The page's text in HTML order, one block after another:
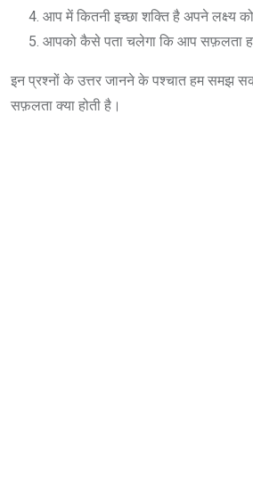
आप में कितनी इच्छा शक्ति है अपने लक्ष्य
आपको कैसे पता चलेगा कि आप सफ़लता
इन प्रश्नों के उत्तर जानने के पश्चात हम समझ
सफ़लता क्या होती है।